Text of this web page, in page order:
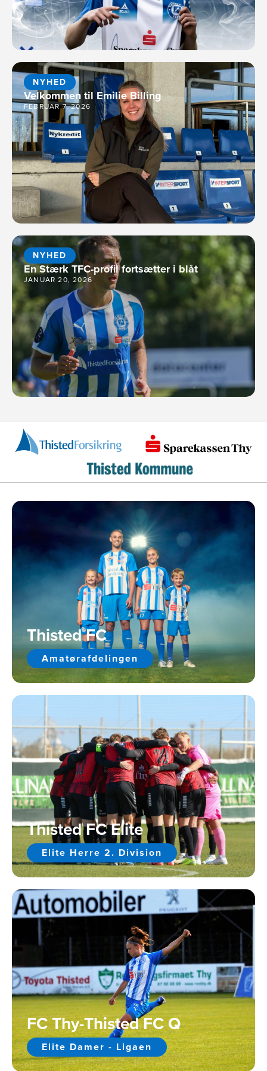
NYHED
Velkommen til Emilie Billing
FEBRUAR 7, 2026
NYHED
En Stærk TFC-profil fortsætter i blåt
JANUAR 20, 2026
Thisted FC
Amatørafdelingen
Thisted FC Elite
Elite Herre 2. Division
FC Thy-Thisted FC Q
Elite Damer - Ligaen